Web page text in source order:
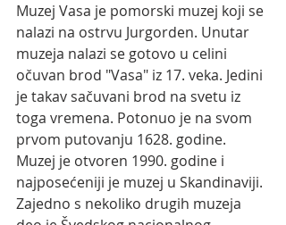
Muzej Vasa je pomorski muzej koji se
nalazi na ostrvu Jurgorden. Unutar
muzeja nalazi se gotovo u celini
očuvan brod "Vasa" iz 17. veka. Jedini
je takav sačuvani brod na svetu iz
toga vremena. Potonuo je na svom
prvom putovanju 1628. godine.
Muzej je otvoren 1990. godine i
najposećeniji je muzej u Skandinaviji.
Zajedno s nekoliko drugih muzeja